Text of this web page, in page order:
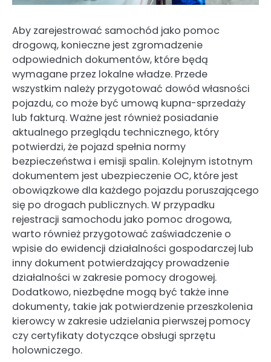
Aby zarejestrować samochód jako pomoc
drogową, konieczne jest zgromadzenie
odpowiednich dokumentów, które będą
wymagane przez lokalne władze. Przede
wszystkim należy przygotować dowód własności
pojazdu, co może być umową kupna-sprzedaży
lub fakturą. Ważne jest również posiadanie
aktualnego przeglądu technicznego, który
potwierdzi, że pojazd spełnia normy
bezpieczeństwa i emisji spalin. Kolejnym istotnym
dokumentem jest ubezpieczenie OC, które jest
obowiązkowe dla każdego pojazdu poruszającego
się po drogach publicznych. W przypadku
rejestracji samochodu jako pomoc drogowa,
warto również przygotować zaświadczenie o
wpisie do ewidencji działalności gospodarczej lub
inny dokument potwierdzający prowadzenie
działalności w zakresie pomocy drogowej.
Dodatkowo, niezbędne mogą być także inne
dokumenty, takie jak potwierdzenie przeszkolenia
kierowcy w zakresie udzielania pierwszej pomocy
czy certyfikaty dotyczące obsługi sprzętu
holowniczego.